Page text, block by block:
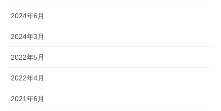
2024年6月
2024年3月
2022年5月
2022年4月
2021年6月